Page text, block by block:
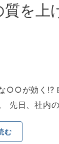
を上
○○が効く!?
先日、社内
む